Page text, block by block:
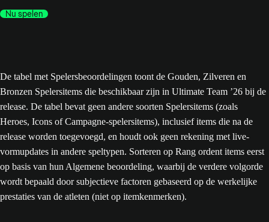
Nu spelen
De tabel met Spelersbeoordelingen toont de Gouden, Zilveren en
Bronzen Spelersitems die beschikbaar zijn in Ultimate Team ’26 bij de
release. De tabel bevat geen andere soorten Spelersitems (zoals
Heroes, Icons of Campagne-spelersitems), inclusief items die na de
release worden toegevoegd, en houdt ook geen rekening met live-
vormupdates in andere speltypen. Sorteren op Rang ordent items eerst
op basis van hun Algemene beoordeling, waarbij de verdere volgorde
wordt bepaald door subjectieve factoren gebaseerd op de werkelijke
prestaties van de atleten (niet op itemkenmerken).